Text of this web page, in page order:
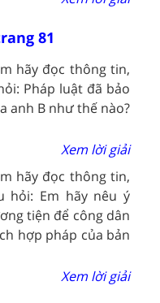
81
hãy đọc thông tin,
Pháp luật đã bảo
anh B như thế nào?
Xem lời giải
hãy đọc thông tin,
hỏi: Em hãy nêu ý
tiện để công dân
hợp pháp của bản
Xem lời giải